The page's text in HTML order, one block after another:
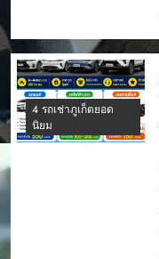
4 รถเช่าภูเก็ตยอด
นิยม